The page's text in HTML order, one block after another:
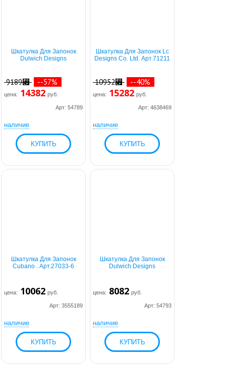
Шкатулка Для Запонок
Dulwich Designs
9189⃏ --57%
цена: 14382 руб.
Арт: 54789
наличие
Шкатулка Для Запонок Lc
Designs Co. Ltd. Арт.71211
10952⃏ --40%
цена: 15282 руб.
Арт: 4638469
наличие
Шкатулка Для Запонок
Cubano . Арт.27033-6
цена: 10062 руб.
Арт: 3555189
наличие
Шкатулка Для Запонок
Dulwich Designs
цена: 8082 руб.
Арт: 54793
наличие